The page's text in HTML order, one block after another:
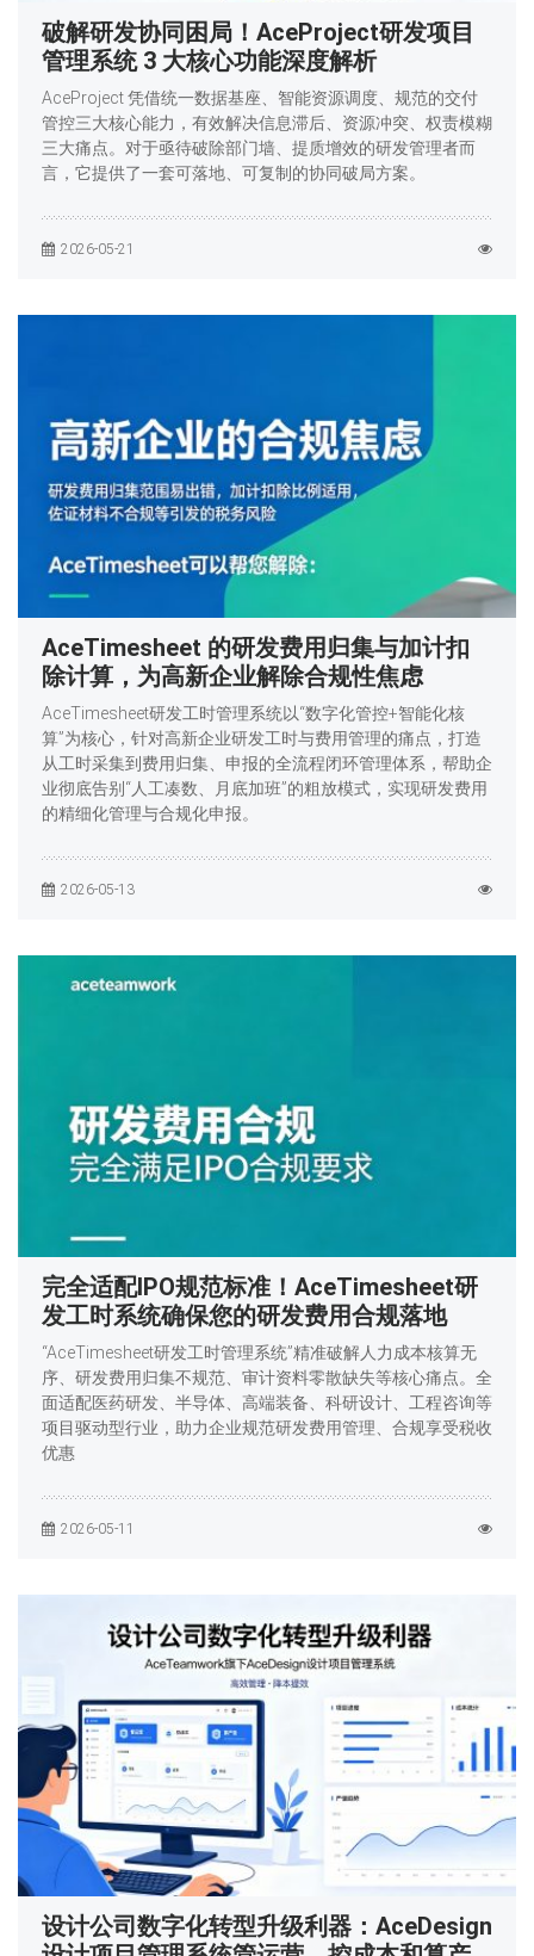
破解研发协同困局！AceProject研发项目
管理系统 3 大核心功能深度解析
AceProject 凭借统一数据基座、智能资源调度、规范的交付
管控三大核心能力，有效解决信息滞后、资源冲突、权责模糊
三大痛点。对于亟待破除部门墙、提质增效的研发管理者而
言，它提供了一套可落地、可复制的协同破局方案。
2026-05-21
AceTimesheet 的研发费用归集与加计扣
除计算，为高新企业解除合规性焦虑
AceTimesheet研发工时管理系统以“数字化管控+智能化核
算”为核心，针对高新企业研发工时与费用管理的痛点，打造
从工时采集到费用归集、申报的全流程闭环管理体系，帮助企
业彻底告别“人工凑数、月底加班”的粗放模式，实现研发费用
的精细化管理与合规化申报。
2026-05-13
完全适配IPO规范标准！AceTimesheet研
发工时系统确保您的研发费用合规落地
“AceTimesheet研发工时管理系统”精准破解人力成本核算无
序、研发费用归集不规范、审计资料零散缺失等核心痛点。全
面适配医药研发、半导体、高端装备、科研设计、工程咨询等
项目驱动型行业，助力企业规范研发费用管理、合规享受税收
优惠
2026-05-11
设计公司数字化转型升级利器：AceDesign